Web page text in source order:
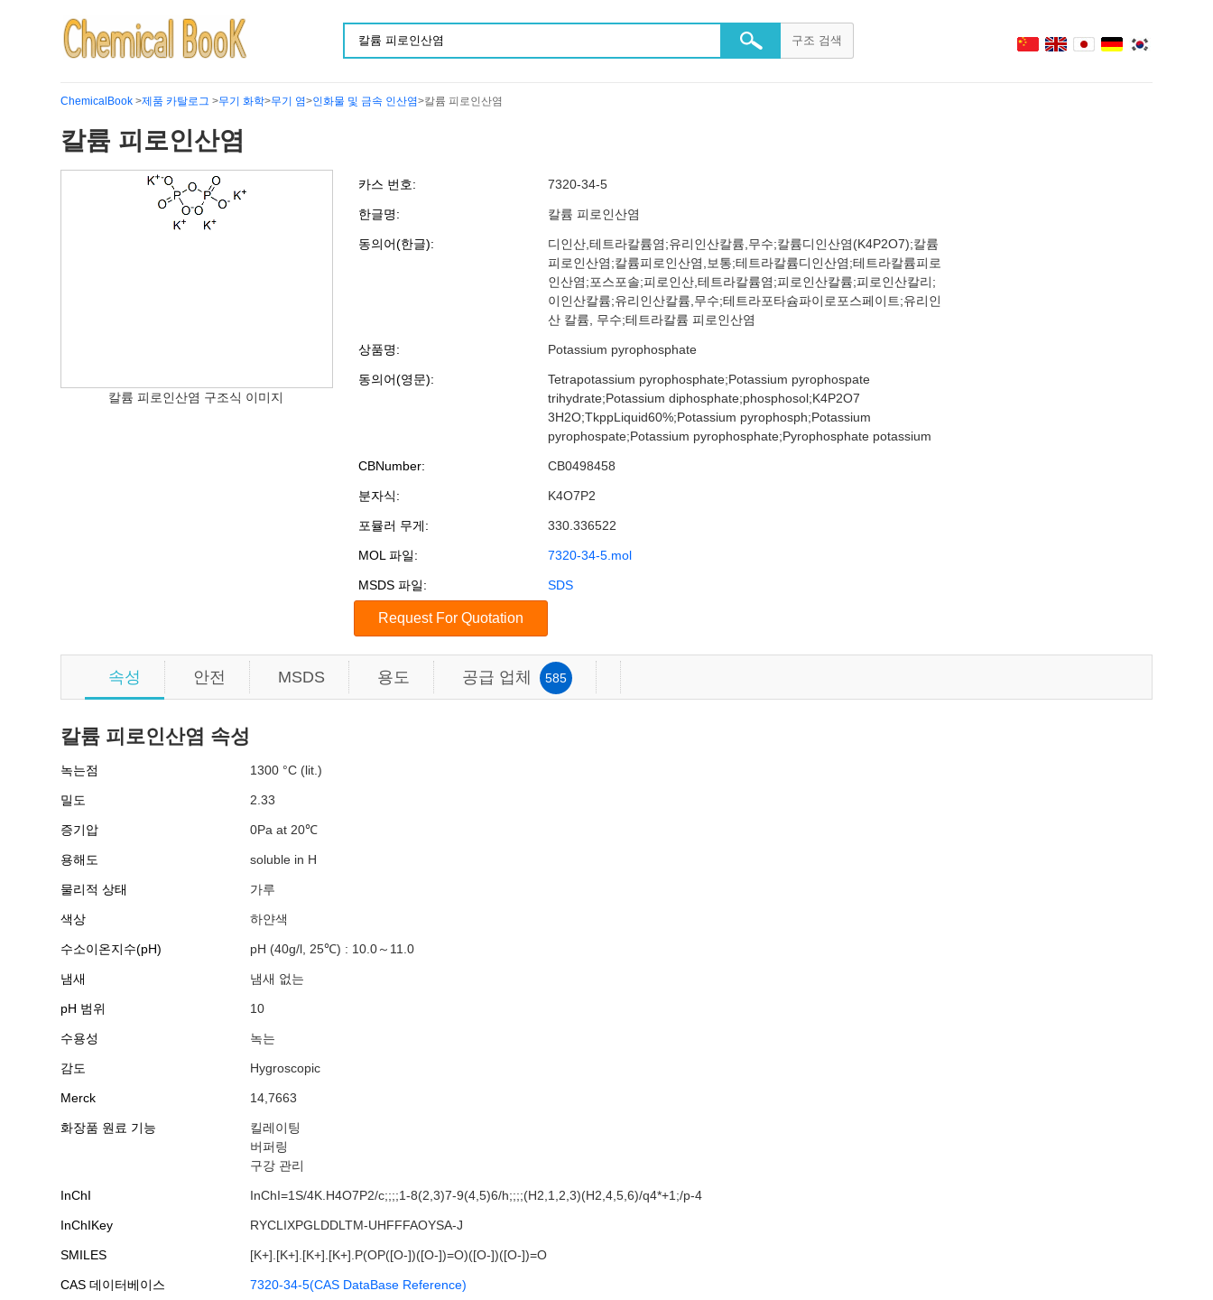
ChemicalBook >제품 카탈로그 >무기 화학>무기 염>인화물 및 금속 인산염>칼륨 피로인산염
칼륨 피로인산염
칼륨 피로인산염 구조식 이미지
카스 번호: 7320-34-5
한글명: 칼륨 피로인산염
동의어(한글):
디인산,테트라칼륨염;유리인산칼륨,무수;칼륨디인산염(K4P2O7);칼륨
피로인산염;칼륨피로인산염,보통;테트라칼륨디인산염;테트라칼륨피로
인산염;포스포솔;피로인산,테트라칼륨염;피로인산칼륨;피로인산칼리;
이인산칼륨;유리인산칼륨,무수;테트라포타슘파이로포스페이트;유리인
산 칼륨, 무수;테트라칼륨 피로인산염
상품명: Potassium pyrophosphate
동의어(영문):
Tetrapotassium pyrophosphate;Potassium pyrophospate
trihydrate;Potassium diphosphate;phosphosol;K4P2O7
3H2O;TkppLiquid60%;Potassium pyrophosph;Potassium
pyrophospate;Potassium pyrophosphate;Pyrophosphate potassium
CBNumber: CB0498458
분자식: K4O7P2
포뮬러 무게: 330.336522
MOL 파일: 7320-34-5.mol
MSDS 파일: SDS
속성 안전 MSDS 용도 공급 업체 585
칼륨 피로인산염 속성
녹는점 1300 °C (lit.)
밀도 2.33
증기압 0Pa at 20℃
용해도 soluble in H
물리적 상태 가루
색상 하얀색
수소이온지수(pH) pH (40g/l, 25℃) : 10.0～11.0
냄새 냄새 없는
pH 범위 10
수용성 녹는
감도 Hygroscopic
Merck 14,7663
화장품 원료 기능
킬레이팅
버퍼링
구강 관리
InChI InChI=1S/4K.H4O7P2/c;;;;1-8(2,3)7-9(4,5)6/h;;;;(H2,1,2,3)(H2,4,5,6)/q4*+1;/p-4
InChIKey RYCLIXPGLDDLTM-UHFFFAOYSA-J
SMILES [K+].[K+].[K+].[K+].P(OP([O-])([O-])=O)([O-])([O-])=O
CAS 데이터베이스 7320-34-5(CAS DataBase Reference)